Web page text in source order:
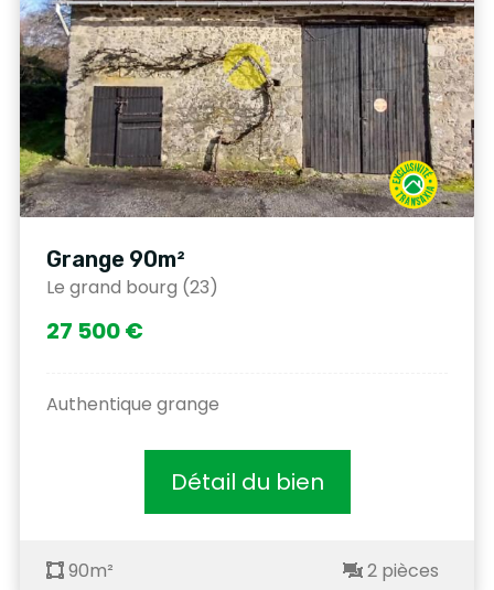
Grange 90m²
Le grand bourg (23)
27 500 €
Authentique grange
Détail du bien
90m² 2 pièces